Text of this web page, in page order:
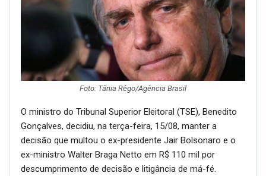
Foto: Tânia Rêgo/Agência Brasil
O ministro do Tribunal Superior Eleitoral (TSE), Benedito
Gonçalves, decidiu, na terça-feira, 15/08, manter a
decisão que multou o ex-presidente Jair Bolsonaro e o
ex-ministro Walter Braga Netto em R$ 110 mil por
descumprimento de decisão e litigância de má-fé.